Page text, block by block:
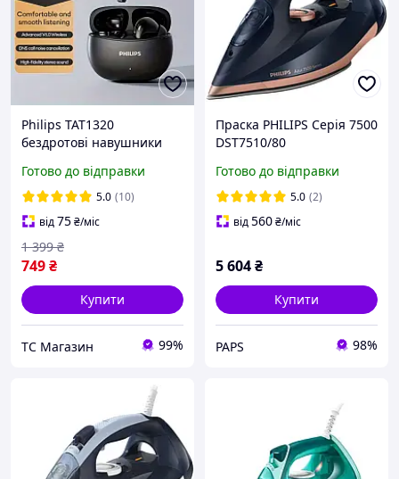
Philips TAT1320
бездротові навушники
автономності, low latency,
чорні)
Готово до відправки
5.0 (10)
від75₴/міс
749₴
1 399 ₴
Купити
ТС Магазин 99%
Праска PHILIPS Серія 7500
DST7510/80
Готово до відправки
5.0 (2)
від560₴/міс
5 604₴
Купити
PAPS 98%